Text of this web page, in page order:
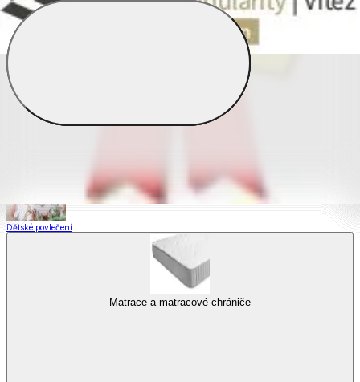
Saténové povlečení
Povlečení s fototiskem
Dětské povlečení
Matrace a matracové chrániče